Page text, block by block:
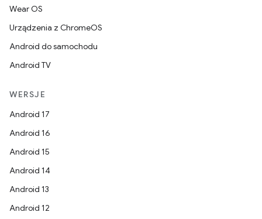
Wear OS
Urządzenia z ChromeOS
Android do samochodu
Android TV
WERSJE
Android 17
Android 16
Android 15
Android 14
Android 13
Android 12